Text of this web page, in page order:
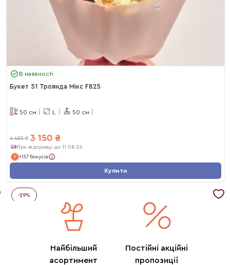
В наявності
Букет 51 Троянда Мікс F825
50 см L 50 см
4 450 ₴ 3 150 ₴
При відправці до 11.08.26
+157 бонусів
Купити
-29%
Найбільший
асортимент
Постійні акційні
пропозиції